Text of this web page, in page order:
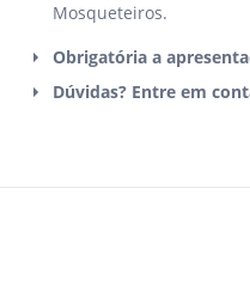
Mosqueteiros.
Obrigatória a
Dúvidas? Entre em